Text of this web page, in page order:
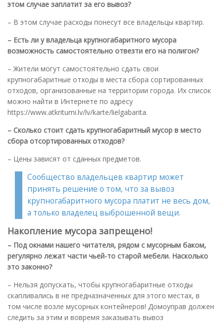
этом случае заплатит за его вывоз?
– В этом случае расходы понесут все владельцы квартир.
– Есть ли у владельца крупногабаритного мусора
возможность самостоятельно отвезти его на полигон?
– Жители могут самостоятельно сдать свои
крупногабаритные отходы в места сбора сортированных
отходов, организованные на территории города. Их список
можно найти в Интернете по адресу
https://www.atkritumi.lv/lv/karte/lielgabarita.
– Сколько стоит сдать крупногабаритный мусор в место
сбора отсортированных отходов?
– Цены зависят от сданных предметов.
Сообщество владельцев квартир может
принять решение о том, что за вывоз
крупногабаритного мусора платит не весь дом,
а только владелец выброшенной вещи.
Накопление мусора запрещено!
– Под окнами нашего читателя, рядом с мусорным баком,
регулярно лежат части чьей-то старой мебели. Насколько
это законно?
– Нельзя допускать, чтобы крупногабаритные отходы
скапливались в не предназначенных для этого местах, в
том числе возле мусорных контейнеров! Домоуправ должен
следить за этим и вовремя заказывать вывоз